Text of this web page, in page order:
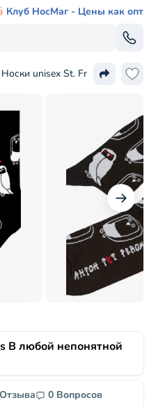
Клуб НосМаг - Цены как опт
Носки unisex St. Friday Socks
В любой непонятной
0 Вопросов